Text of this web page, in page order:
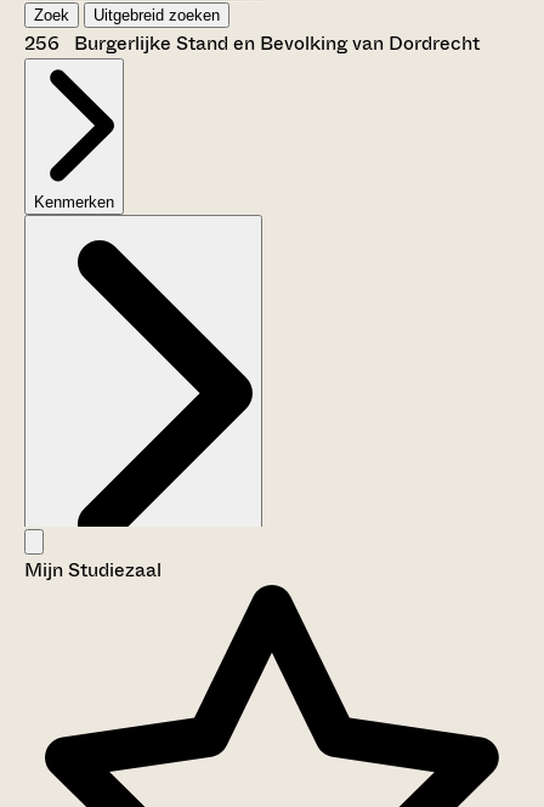
Zoek Uitgebreid zoeken
256 Burgerlijke Stand en Bevolking van Dordrecht
Kenmerken
Aanwijzingen voor de gebruiker
Mijn Studiezaal